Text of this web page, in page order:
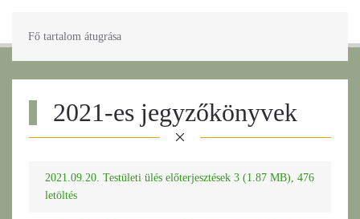
Fő tartalom átugrása
2021-es jegyzőkönyvek
2021.09.20. Testületi ülés előterjesztések 3 (1.87 MB), 476
letöltés